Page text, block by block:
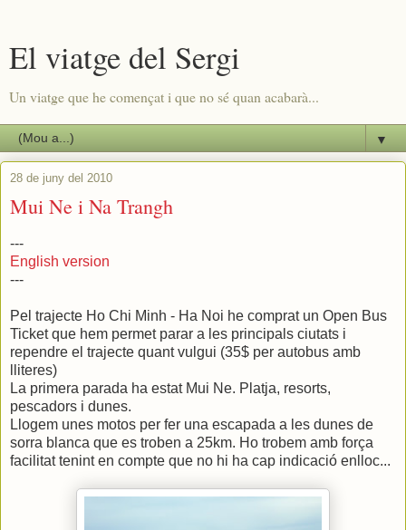
El viatge del Sergi
Un viatge que he començat i que no sé quan acabarà...
▼
28 de juny del 2010
Mui Ne i Na Trangh
---
English version
---
Pel trajecte Ho Chi Minh - Ha Noi he comprat un Open Bus
Ticket que hem permet parar a les principals ciutats i
rependre el trajecte quant vulgui (35$ per autobus amb
lliteres)
La primera parada ha estat Mui Ne. Platja, resorts,
pescadors i dunes.
Llogem unes motos per fer una escapada a les dunes de
sorra blanca que es troben a 25km. Ho trobem amb força
facilitat tenint en compte que no hi ha cap indicació enlloc...